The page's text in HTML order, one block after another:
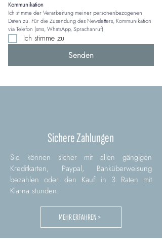
Kommunikation
Ich stimme der Verarbeitung meiner personenbezogenen
Daten zu. Für die Zusendung des Newsletters, Kommunikation
via Telefon (sms, WhatsApp, Sprachanruf)
Ich stimme zu
Senden
Sichere Zahlungen
Sie können sicher mit allen gängigen
Kreditkarten, Paypal, Banküberweisung
bezahlen oder den Kauf in 3 Raten mit
Klarna stunden.
MEHR ERFAHREN >